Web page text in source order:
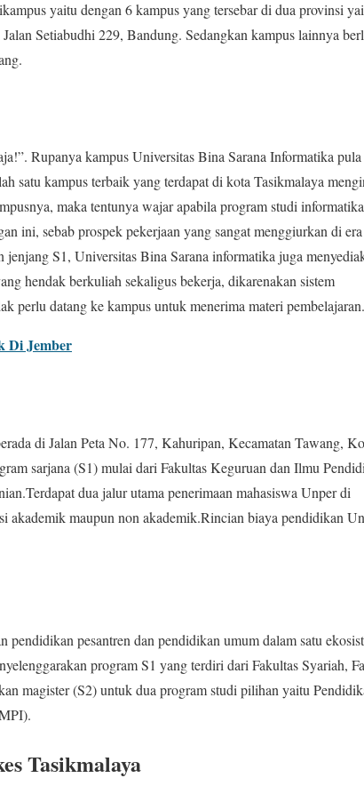
yaitu dengan 6 kampus yang tersebar di dua provinsi
Setiabudhi 229, Bandung. Sedangkan kampus lainnya
Rupanya kampus Universitas Bina Sarana Informatika pula
satu kampus terbaik yang terdapat di kota Tasikmalaya
maka tentunya wajar apabila program studi informatika
ini, sebab prospek pekerjaan yang sangat menggiurkan di era
S1, Universitas Bina Sarana informatika juga
hendak berkuliah sekaligus bekerja, dikarenakan sistem
perlu datang ke kampus untuk menerima materi pembelajaran.
Di Jember
di Jalan Peta No. 177, Kahuripan, Kecamatan Tawang,
sarjana (S1) mulai dari Fakultas Keguruan dan Ilmu
dua jalur utama penerimaan mahasiswa Unper di
akademik maupun non akademik.Rincian biaya pendidikan
pesantren dan pendidikan umum dalam satu
program S1 yang terdiri dari Fakultas Syariah,
magister (S2) untuk dua program studi pilihan yaitu
Tasikmalaya